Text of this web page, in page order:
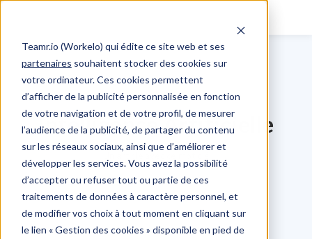
Teamr.io (Workelo) qui édite ce site web et ses
partenaires souhaitent stocker des cookies sur
votre ordinateur. Ces cookies permettent
d’afficher de la publicité personnalisée en fonction
de votre navigation et de votre profil, de mesurer
l’audience de la publicité, de partager du contenu
sur les réseaux sociaux, ainsi que d’améliorer et
développer les services. Vous avez la possibilité
d’accepter ou refuser tout ou partie de ces
traitements de données à caractère personnel, et
de modifier vos choix à tout moment en cliquant sur
le lien « Gestion des cookies » disponible en pied de
Intelligence Artificielle